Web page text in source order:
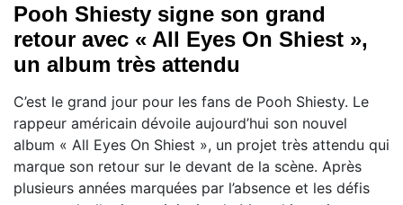
Pooh Shiesty signe son grand
retour avec « All Eyes On Shiest »,
un album très attendu
C’est le grand jour pour les fans de Pooh Shiesty. Le
rappeur américain dévoile aujourd’hui son nouvel
album « All Eyes On Shiest », un projet très attendu qui
marque son retour sur le devant de la scène. Après
plusieurs années marquées par l’absence et les défis